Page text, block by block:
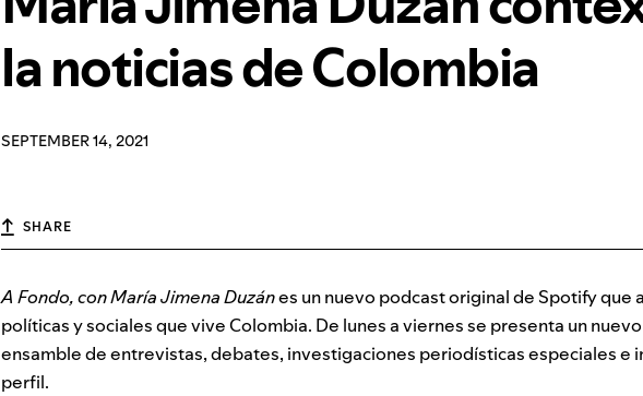
la noticias de Colombia
SEPTEMBER 14, 2021
SHARE
A Fondo, con María Jimena Duzánes un nuevo podcast original de Spotify que
políticas y sociales que vive Colombia. De lunes a viernes se presenta un
ensamble deentrevistas, debates, investigaciones periodísticas especiales e
perfil.